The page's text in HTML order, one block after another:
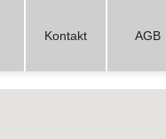
Kontakt AGB